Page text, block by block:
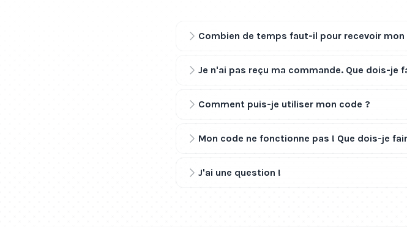
Combien de temps faut-il pour recevoir
Je n'ai pas reçu ma commande. Que dois-je
Comment puis-je utiliser mon code ?
Mon code ne fonctionne pas ! Que dois-je
J'ai une question !